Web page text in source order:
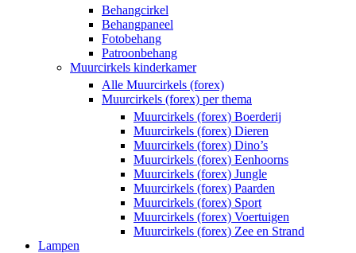
Behangcirkel
Behangpaneel
Fotobehang
Patroonbehang
Muurcirkels kinderkamer
Alle Muurcirkels (forex)
Muurcirkels (forex) per thema
Muurcirkels (forex) Boerderij
Muurcirkels (forex) Dieren
Muurcirkels (forex) Dino’s
Muurcirkels (forex) Eenhoorns
Muurcirkels (forex) Jungle
Muurcirkels (forex) Paarden
Muurcirkels (forex) Sport
Muurcirkels (forex) Voertuigen
Muurcirkels (forex) Zee en Strand
Lampen